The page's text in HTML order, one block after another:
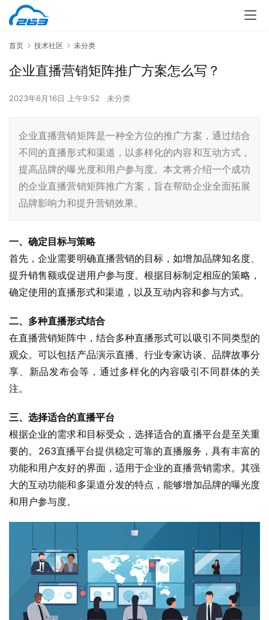
首页 技术社区 未分类
企业直播营销矩阵推广方案怎么写？
2023年6月16日 上午9:52 未分类
企业直播营销矩阵是一种全方位的推广方案，通过结合
不同的直播形式和渠道，以多样化的内容和互动方式，
提高品牌的曝光度和用户参与度。本文将介绍一个成功
的企业直播营销矩阵推广方案，旨在帮助企业全面拓展
品牌影响力和提升营销效果。
一、确定目标与策略
首先，企业需要明确直播营销的目标，如增加品牌知名度、
提升销售额或促进用户参与度。根据目标制定相应的策略，
确定使用的直播形式和渠道，以及互动内容和参与方式。
二、多种直播形式结合
在直播营销矩阵中，结合多种直播形式可以吸引不同类型的
观众。可以包括产品演示直播、行业专家访谈、品牌故事分
享、新品发布会等，通过多样化的内容吸引不同群体的关
注。
三、选择适合的直播平台
根据企业的需求和目标受众，选择适合的直播平台是至关重
要的。263直播平台提供稳定可靠的直播服务，具有丰富的
功能和用户友好的界面，适用于企业的直播营销需求。其强
大的互动功能和多渠道分发的特点，能够增加品牌的曝光度
和用户参与度。